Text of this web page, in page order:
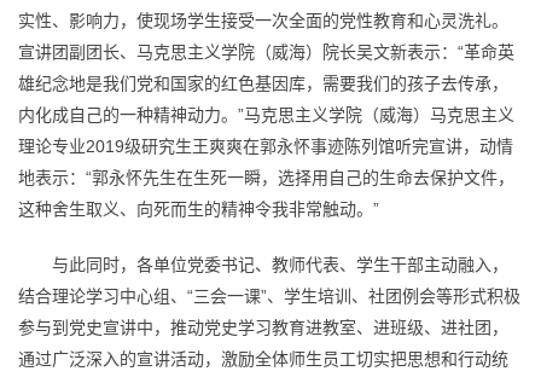
实性、影响力，使现场学生接受一次全面的党性教育和心灵洗礼。
宣讲团副团长、马克思主义学院（威海）院长吴文新表示：“革命英
雄纪念地是我们党和国家的红色基因库，需要我们的孩子去传承，
内化成自己的一种精神动力。”马克思主义学院（威海）马克思主义
理论专业2019级研究生王爽爽在郭永怀事迹陈列馆听完宣讲，动情
地表示：“郭永怀先生在生死一瞬，选择用自己的生命去保护文件，
这种舍生取义、向死而生的精神令我非常触动。”
与此同时，各单位党委书记、教师代表、学生干部主动融入，
结合理论学习中心组、“三会一课”、学生培训、社团例会等形式积极
参与到党史宣讲中，推动党史学习教育进教室、进班级、进社团，
通过广泛深入的宣讲活动，激励全体师生员工切实把思想和行动统